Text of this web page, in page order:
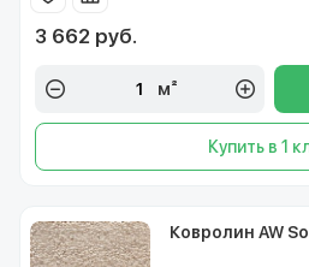
3 662 руб.
м²
Купить в 1
Ковролин AW